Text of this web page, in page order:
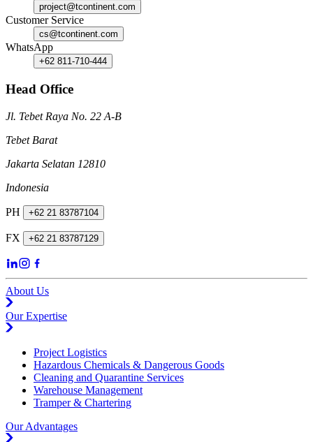
project@tcontinent.com
Customer Service
cs@tcontinent.com
WhatsApp
+62 811-710-444
Head Office
Jl. Tebet Raya No. 22 A-B
Tebet Barat
Jakarta Selatan 12810
Indonesia
PH +62 21 83787104
FX +62 21 83787129
About Us
Our Expertise
Project Logistics
Hazardous Chemicals & Dangerous Goods
Cleaning and Quarantine Services
Warehouse Management
Tramper & Chartering
Our Advantages